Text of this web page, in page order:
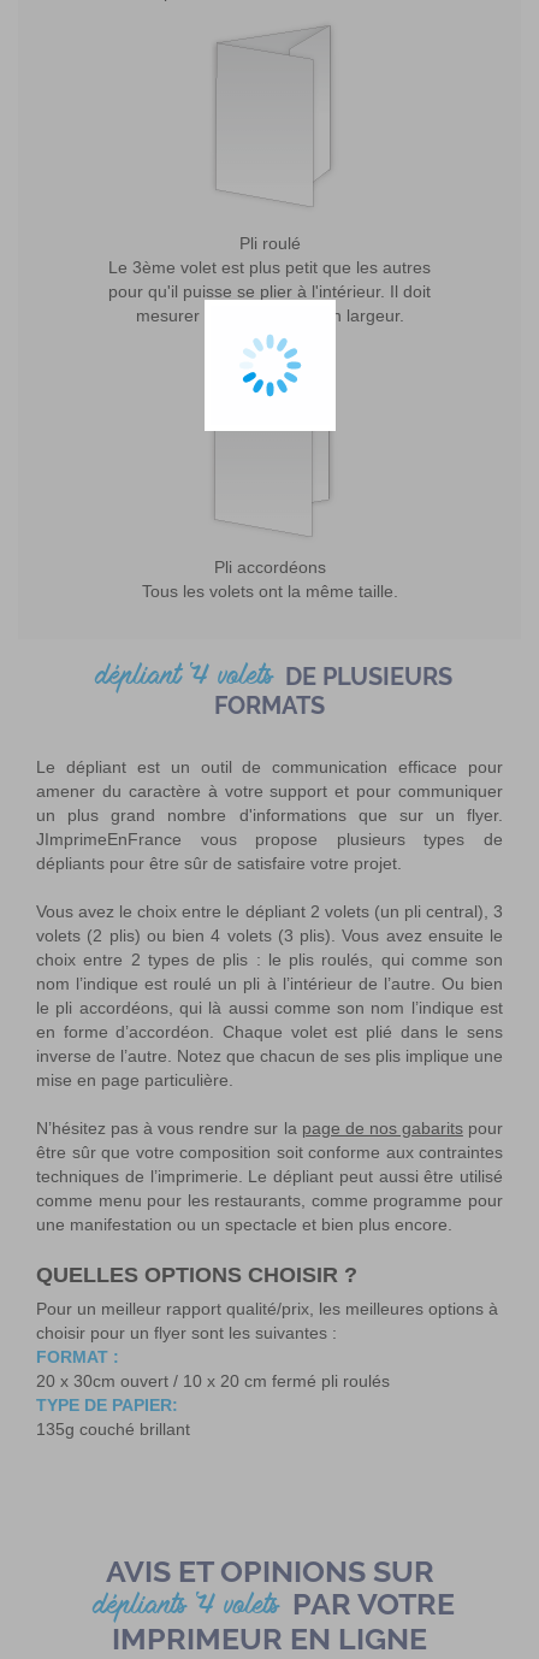
Pli roulé
Le 3ème volet est plus petit que les autres
pour qu'il puisse se plier à l'intérieur. Il doit
mesurer 3mm de moins en largeur.
Pli accordéons
Tous les volets ont la même taille.
dépliant 4 volets
DE PLUSIEURS
FORMATS
Le dépliant est un outil de communication efficace pour
amener du caractère à votre support et pour communiquer
un plus grand nombre d'informations que sur un flyer.
JImprimeEnFrance vous propose plusieurs types de
dépliants pour être sûr de satisfaire votre projet.
Vous avez le choix entre le dépliant 2 volets (un pli central), 3
volets (2 plis) ou bien 4 volets (3 plis). Vous avez ensuite le
choix entre 2 types de plis : le plis roulés, qui comme son
nom l’indique est roulé un pli à l’intérieur de l’autre. Ou bien
le pli accordéons, qui là aussi comme son nom l’indique est
en forme d’accordéon. Chaque volet est plié dans le sens
inverse de l’autre. Notez que chacun de ses plis implique une
mise en page particulière.
N’hésitez pas à vous rendre sur la page de nos gabaritspour
être sûr que votre composition soit conforme aux contraintes
techniques de l’imprimerie. Le dépliant peut aussi être utilisé
comme menu pour les restaurants, comme programme pour
une manifestation ou un spectacle et bien plus encore.
QUELLES OPTIONS CHOISIR ?
Pour un meilleur rapport qualité/prix, les meilleures options à
choisir pour un flyer sont les suivantes :
FORMAT :
20 x 30cm ouvert / 10 x 20 cm fermé pli roulés
TYPE DE PAPIER:
135g couché brillant
AVIS ET OPINIONS SUR
dépliants 4 volets PAR VOTRE
IMPRIMEUR EN LIGNE